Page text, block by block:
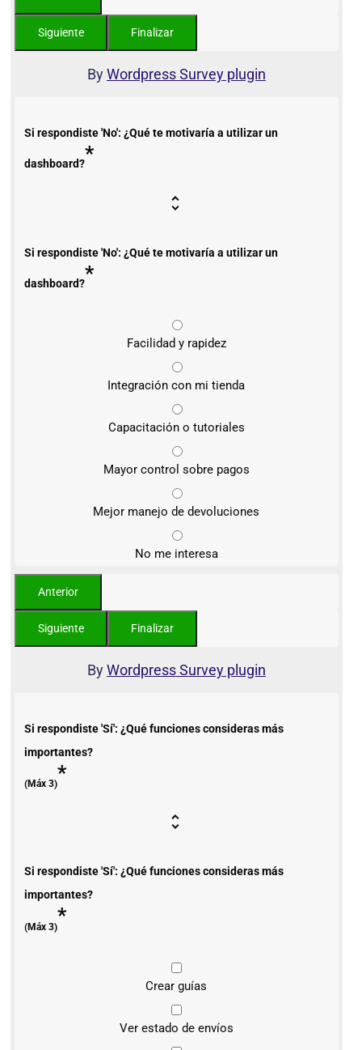
ByWordpress Survey plugin
Si respondiste 'No': ¿Qué te motivaría a utilizar un
dashboard?*
Si respondiste 'No': ¿Qué te motivaría a utilizar un
dashboard?*
Facilidad y rapidez
Integración con mi tienda
Capacitación o tutoriales
Mayor control sobre pagos
Mejor manejo de devoluciones
No me interesa
ByWordpress Survey plugin
Si respondiste 'Sí': ¿Qué funciones consideras más
importantes?
(Máx 3)*
Si respondiste 'Sí': ¿Qué funciones consideras más
importantes?
(Máx 3)*
Crear guías
Ver estado de envíos